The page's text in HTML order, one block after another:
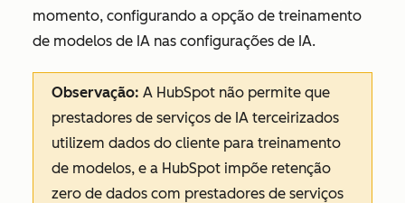
momento, configurando a opção de treinamento
de modelos de IA nas configurações de IA.
Observação: A HubSpot não permite que
prestadores de serviços de IA terceirizados
utilizem dados do cliente para treinamento
de modelos, e a HubSpot impõe retenção
zero de dados com prestadores de serviços